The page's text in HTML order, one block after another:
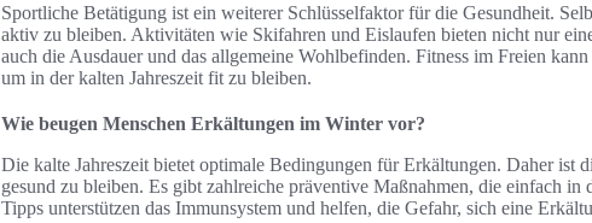
Sportliche Betätigung ist ein weiterer Schlüsselfaktor für die Gesundheit.
aktiv zu bleiben. Aktivitäten wie Skifahren und Eislaufen bieten nicht nur
auch die Ausdauer und das allgemeine Wohlbefinden. Fitness im Freien
um in der kalten Jahreszeit fit zu bleiben.
Wie beugen Menschen Erkältungen im Winter vor?
Die kalte Jahreszeit bietet optimale Bedingungen für Erkältungen. Daher ist
gesund zu bleiben. Es gibt zahlreiche präventive Maßnahmen, die einfach
Tipps unterstützen das Immunsystem und helfen, die Gefahr, sich eine